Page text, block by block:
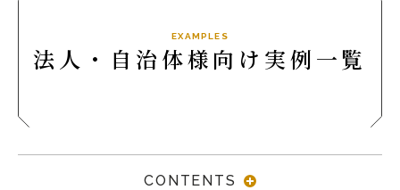
リクルート情報
総合お問合せ
旅行条件書
EXAMPLES
法人・自治体様向け実例一覧
CONTENTS